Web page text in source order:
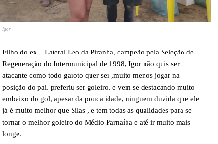
Igor
Filho do ex – Lateral Leo da Piranha, campeão pela Seleção de
Regeneração do Intermunicipal de 1998, Igor não quis ser
atacante como todo garoto quer ser ,muito menos jogar na
posição do pai, preferiu ser goleiro, e vem se destacando muito
embaixo do gol, apesar da pouca idade, ninguém duvida que ele
já é muito melhor que Silas , e tem todas as qualidades para se
tornar o melhor goleiro do Médio Parnaíba e até ir muito mais
longe.